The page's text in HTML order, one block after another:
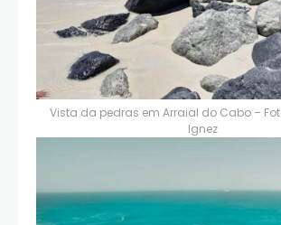
Vista da pedras em Arraial do Cabo –
Ignez